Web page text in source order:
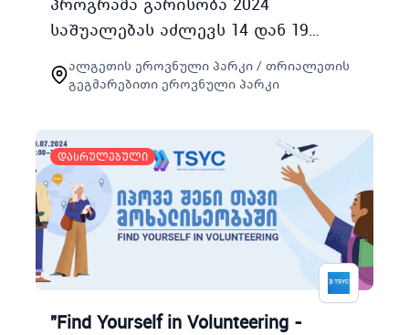
საშუალებას აძლევს 14 დან 19
სალაშქრო და თვითგადარჩენის
ალგეთის ეროვნული პარკი / თრიალეთის
გეგმარებითი ეროვნული პარკი
დასრულებული
"Find Yourself in Volunteering -